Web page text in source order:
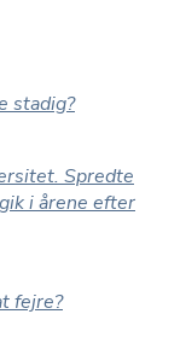
stadig?
Spredte
i årene efter
fejre?